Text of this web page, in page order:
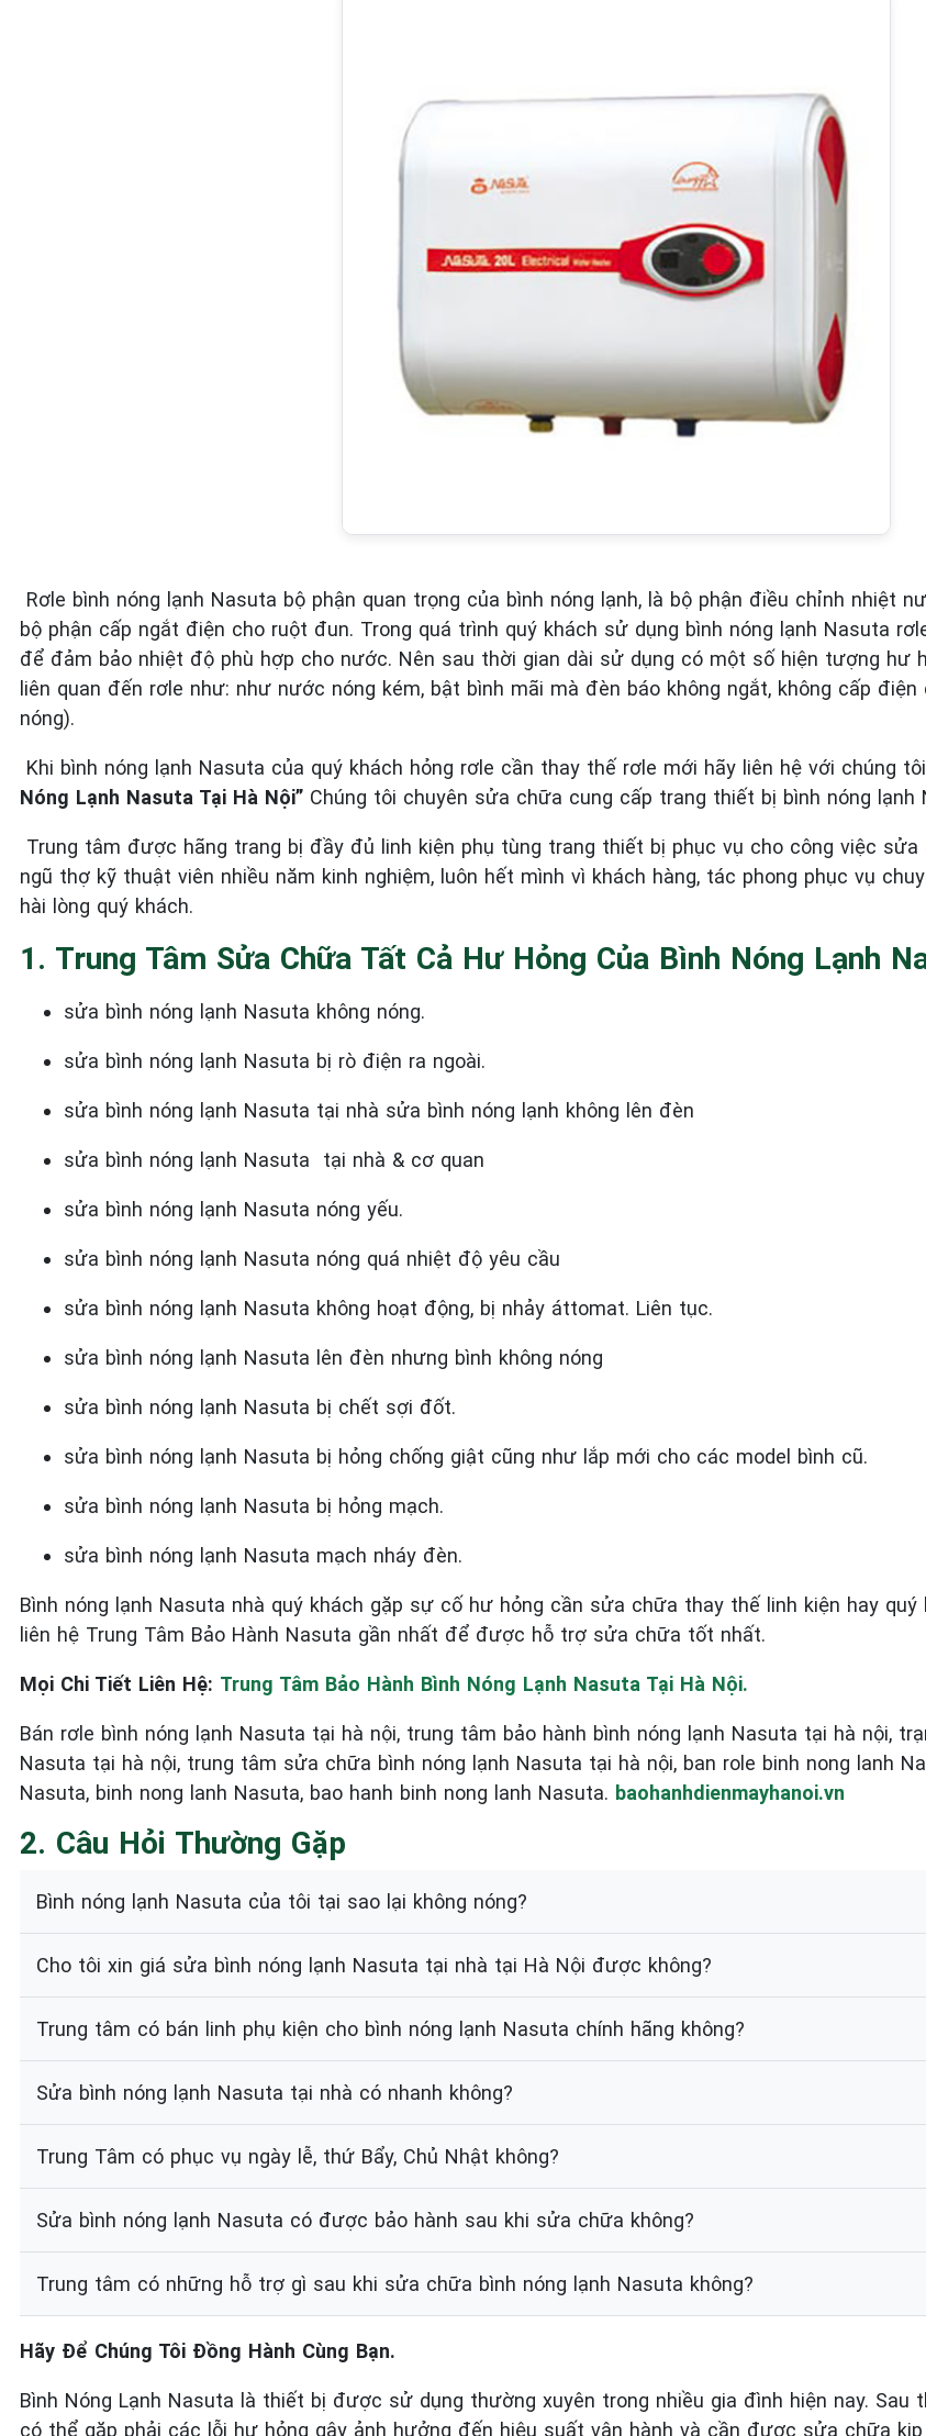
Rơle bình nóng lạnh Nasuta bộ phận quan trọng của bình nóng lạnh, là bộ phận điều chỉnh nhiệt
bộ phận cấp ngắt điện cho ruột đun. Trong quá trình quý khách sử dụng bình nóng lạnh Nasuta
để đảm bảo nhiệt độ phù hợp cho nước. Nên sau thời gian dài sử dụng có một số hiện tượng hư
liên quan đến rơle như: như nước nóng kém, bật bình mãi mà đèn báo không ngắt, không cấp
nóng).
Khi bình nóng lạnh Nasuta của quý khách hỏng rơle cần thay thế rơle mới hãy liên hệ với chúng
Nóng Lạnh Nasuta Tại Hà Nội” Chúng tôi chuyên sửa chữa cung cấp trang thiết bị bình nóng lạnh
Trung tâm được hãng trang bị đầy đủ linh kiện phụ tùng trang thiết bị phục vụ cho công việc sửa
ngũ thợ kỹ thuật viên nhiều năm kinh nghiệm, luôn hết mình vì khách hàng, tác phong phục vụ
hài lòng quý khách.
1. Trung Tâm Sửa Chữa Tất Cả Hư Hỏng Của Bình Nóng Lạnh
sửa bình nóng lạnh Nasuta không nóng.
sửa bình nóng lạnh Nasuta bị rò điện ra ngoài.
sửa bình nóng lạnh Nasuta tại nhà sửa bình nóng lạnh không lên đèn
sửa bình nóng lạnh Nasuta tại nhà & cơ quan
sửa bình nóng lạnh Nasuta nóng yếu.
sửa bình nóng lạnh Nasuta nóng quá nhiệt độ yêu cầu
sửa bình nóng lạnh Nasuta không hoạt động, bị nhảy áttomat. Liên tục.
sửa bình nóng lạnh Nasuta lên đèn nhưng bình không nóng
sửa bình nóng lạnh Nasuta bị chết sợi đốt.
sửa bình nóng lạnh Nasuta bị hỏng chống giật cũng như lắp mới cho các model bình cũ.
sửa bình nóng lạnh Nasuta bị hỏng mạch.
sửa bình nóng lạnh Nasuta mạch nháy đèn.
Bình nóng lạnh Nasuta nhà quý khách gặp sự cố hư hỏng cần sửa chữa thay thế linh kiện hay
liên hệ Trung Tâm Bảo Hành Nasuta gần nhất để được hỗ trợ sửa chữa tốt nhất.
Mọi Chi Tiết Liên Hệ: Trung Tâm Bảo Hành Bình Nóng Lạnh Nasuta Tại Hà Nội.
Bán rơle bình nóng lạnh Nasuta tại hà nội, trung tâm bảo hành bình nóng lạnh Nasuta tại hà nội,
Nasuta tại hà nội, trung tâm sửa chữa bình nóng lạnh Nasuta tại hà nội, ban role binh nong lanh
Nasuta, binh nong lanh Nasuta, bao hanh binh nong lanh Nasuta. baohanhdienmayhanoi.vn
2. Câu Hỏi Thường Gặp
Bình nóng lạnh Nasuta của tôi tại sao lại không nóng?
Cho tôi xin giá sửa bình nóng lạnh Nasuta tại nhà tại Hà Nội được không?
Trung tâm có bán linh phụ kiện cho bình nóng lạnh Nasuta chính hãng không?
Sửa bình nóng lạnh Nasuta tại nhà có nhanh không?
Trung Tâm có phục vụ ngày lễ, thứ Bẩy, Chủ Nhật không?
Sửa bình nóng lạnh Nasuta có được bảo hành sau khi sửa chữa không?
Trung tâm có những hỗ trợ gì sau khi sửa chữa bình nóng lạnh Nasuta không?
Hãy Để Chúng Tôi Đồng Hành Cùng Bạn.
Bình Nóng Lạnh Nasuta là thiết bị được sử dụng thường xuyên trong nhiều gia đình hiện nay. Sau
có thể gặp phải các lỗi hư hỏng gây ảnh hưởng đến hiệu suất vận hành và cần được sửa chữa